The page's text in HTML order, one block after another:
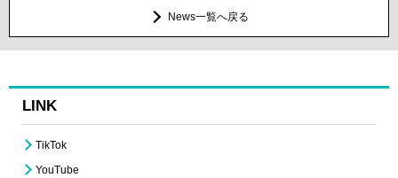
News一覧へ戻る
LINK
TikTok
YouTube